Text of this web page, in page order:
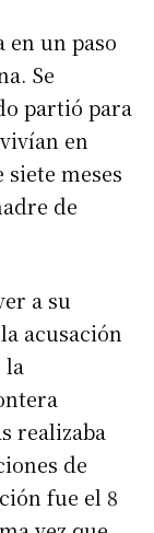
en un paso
Se
partió para
en
meses
de
a su
acusación
la
realizaba
de
fue el 8